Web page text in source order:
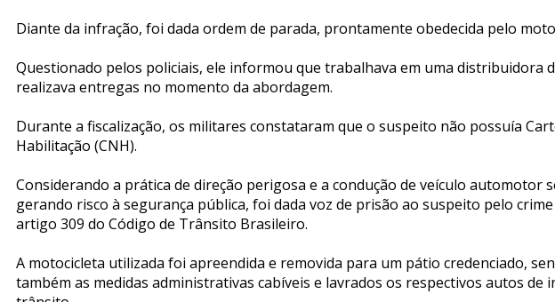
Diante da infração, foi dada ordem de parada, prontamente obedecida pelo
Questionado pelos policiais, ele informou que trabalhava em uma distribuidora
realizava entregas no momento da abordagem.
Durante a fiscalização, os militares constataram que o suspeito não possuía
Habilitação (CNH).
Considerando a prática de direção perigosa e a condução de veículo automotor
gerando risco à segurança pública, foi dada voz de prisão ao suspeito pelo
artigo 309 do Código de Trânsito Brasileiro.
A motocicleta utilizada foi apreendida e removida para um pátio credenciado,
também as medidas administrativas cabíveis e lavrados os respectivos autos de